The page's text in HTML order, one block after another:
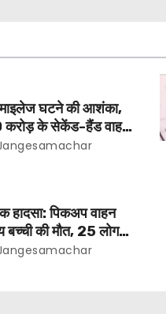
घटने की आशंका,
करोड़ के सेकेंड-हैंड वाहन
हादसा: पिकअप वाहन
बच्ची की मौत, 25 लोग